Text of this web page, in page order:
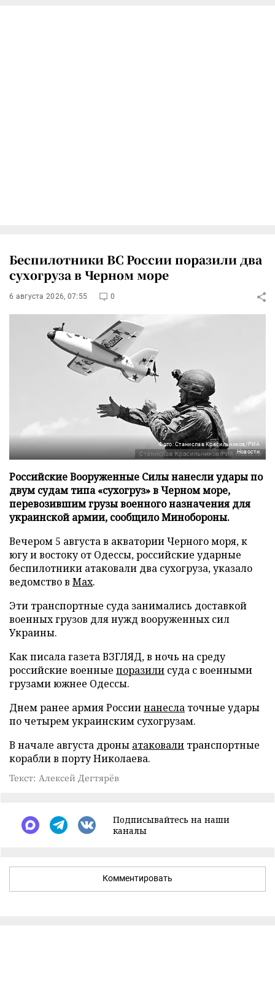
Беспилотники ВС России поразили два
сухогруза в Черном море
6 августа 2026, 07:55 0
Фото: Станислав Красильников/РИА
Новости
Российские Вооруженные Силы нанесли удары по
двум судам типа «сухогруз» в Черном море,
перевозившим грузы военного назначения для
украинской армии, сообщило Минобороны.
Вечером 5 августа в акватории Черного моря, к
югу и востоку от Одессы, российские ударные
беспилотники атаковали два сухогруза, указало
ведомство в Max.
Эти транспортные суда занимались доставкой
военных грузов для нужд вооруженных сил
Украины.
Как писала газета ВЗГЛЯД, в ночь на среду
российские военные поразили суда с военными
грузами южнее Одессы.
Днем ранее армия Россиинанесла точные удары
по четырем украинским сухогрузам.
В начале августа дроны атаковали транспортные
корабли в порту Николаева.
Текст: Алексей Дегтярёв
Подписывайтесь на наши
каналы
Комментировать